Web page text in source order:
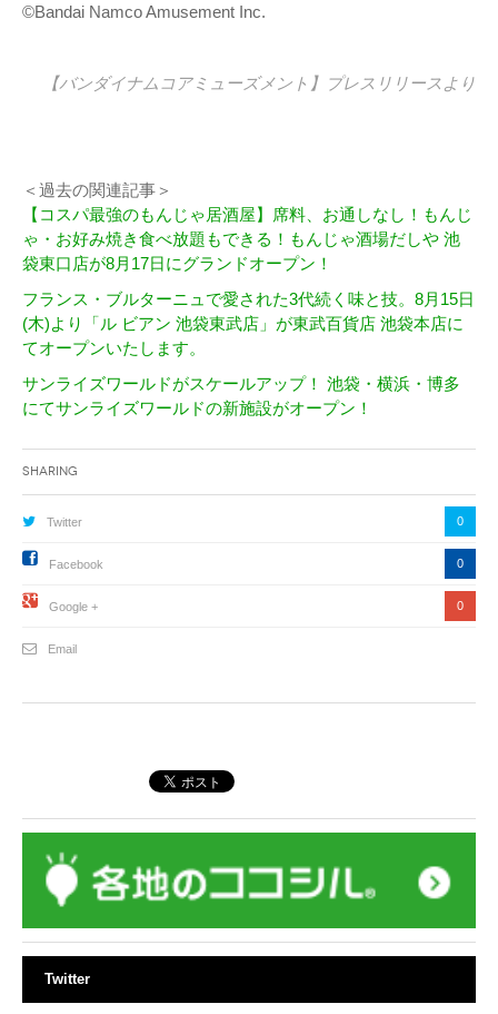
©Bandai Namco Amusement Inc.
【バンダイナムコアミューズメント】 プレスリリース より
＜過去の関連記事＞
【コスパ最強のもんじゃ居酒屋】席料、お通しなし！もんじ
ゃ・お好み焼き食べ放題もできる！もんじゃ酒場だしや 池
袋東口店が8月17日にグランドオープン！
フランス・ブルターニュで愛された3代続く味と技。8月15日
(木)より「ル ビアン 池袋東武店」が東武百貨店 池袋本店に
てオープンいたします。
サンライズワールドがスケールアップ！ 池袋・横浜・博多
にてサンライズワールドの新施設がオープン！
Sharing
Twitter 0
Facebook 0
Google + 0
Email
Twitter